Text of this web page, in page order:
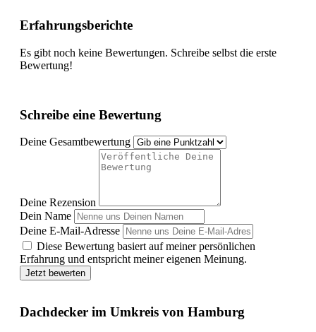
Erfahrungsberichte
Es gibt noch keine Bewertungen. Schreibe selbst die erste
Bewertung!
Schreibe eine Bewertung
Deine Gesamtbewertung
Deine Rezension
Dein Name
Deine E-Mail-Adresse
Diese Bewertung basiert auf meiner persönlichen
Erfahrung und entspricht meiner eigenen Meinung.
Jetzt bewerten
Dachdecker im Umkreis von Hamburg